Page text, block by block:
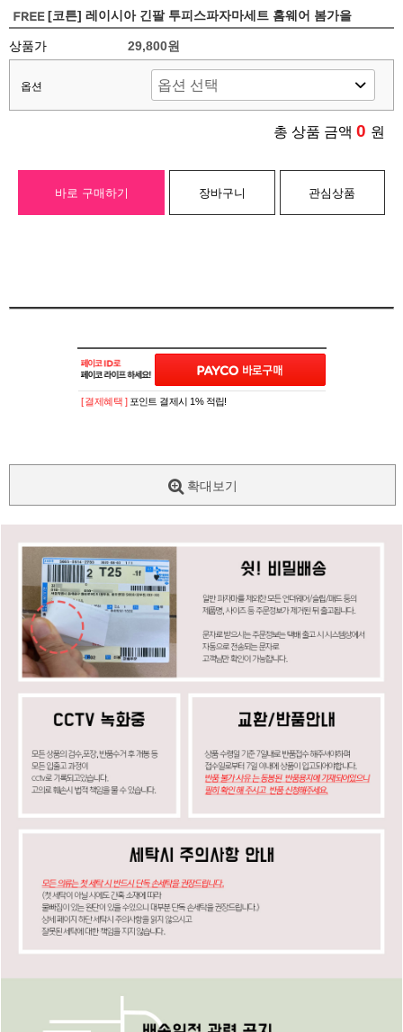
[코튼] 레이시아 긴팔 투피스파자마세트 홈웨어 봄가을
상품가 29,800원
옵션
총 상품 금액 0 원
바로 구매하기 장바구니 관심상품
PAYCO 바로
[ 결제혜택 ] 포인트 결제시 1% 적립!
확대보기